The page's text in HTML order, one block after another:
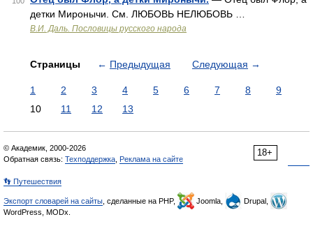
детки Миронычи. См. ЛЮБОВЬ НЕЛЮБОВЬ …
В.И. Даль. Пословицы русского народа
Страницы ← Предыдущая Следующая →
1 2 3 4 5 6 7 8
9
10
11 12 13
18+
© Академик, 2000-2026
Обратная связь: Техподдержка Реклама на сайте
👣 Путешествия
Экспорт словарей на сайты , сделанные на PHP, Joomla,
Drupal,
WordPress, MODx.